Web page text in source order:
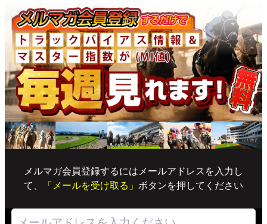
メルマガ会員登録するにはメールアドレスを入力し
て、
「メールを受け取る」 ボタンを押してください